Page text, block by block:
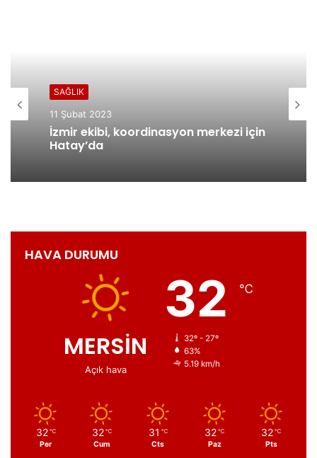
SAĞLIK
11 Şubat 2023
İzmir ekibi, koordinasyon merkezi için
Hatay’da
HAVA DURUMU
MERSİN
Açık hava
32 ℃
32º - 27º
63%
5.19 km/h
32 ℃
Per
32 ℃
Cum
31 ℃
Cts
32 ℃
Paz
32 ℃
Pts